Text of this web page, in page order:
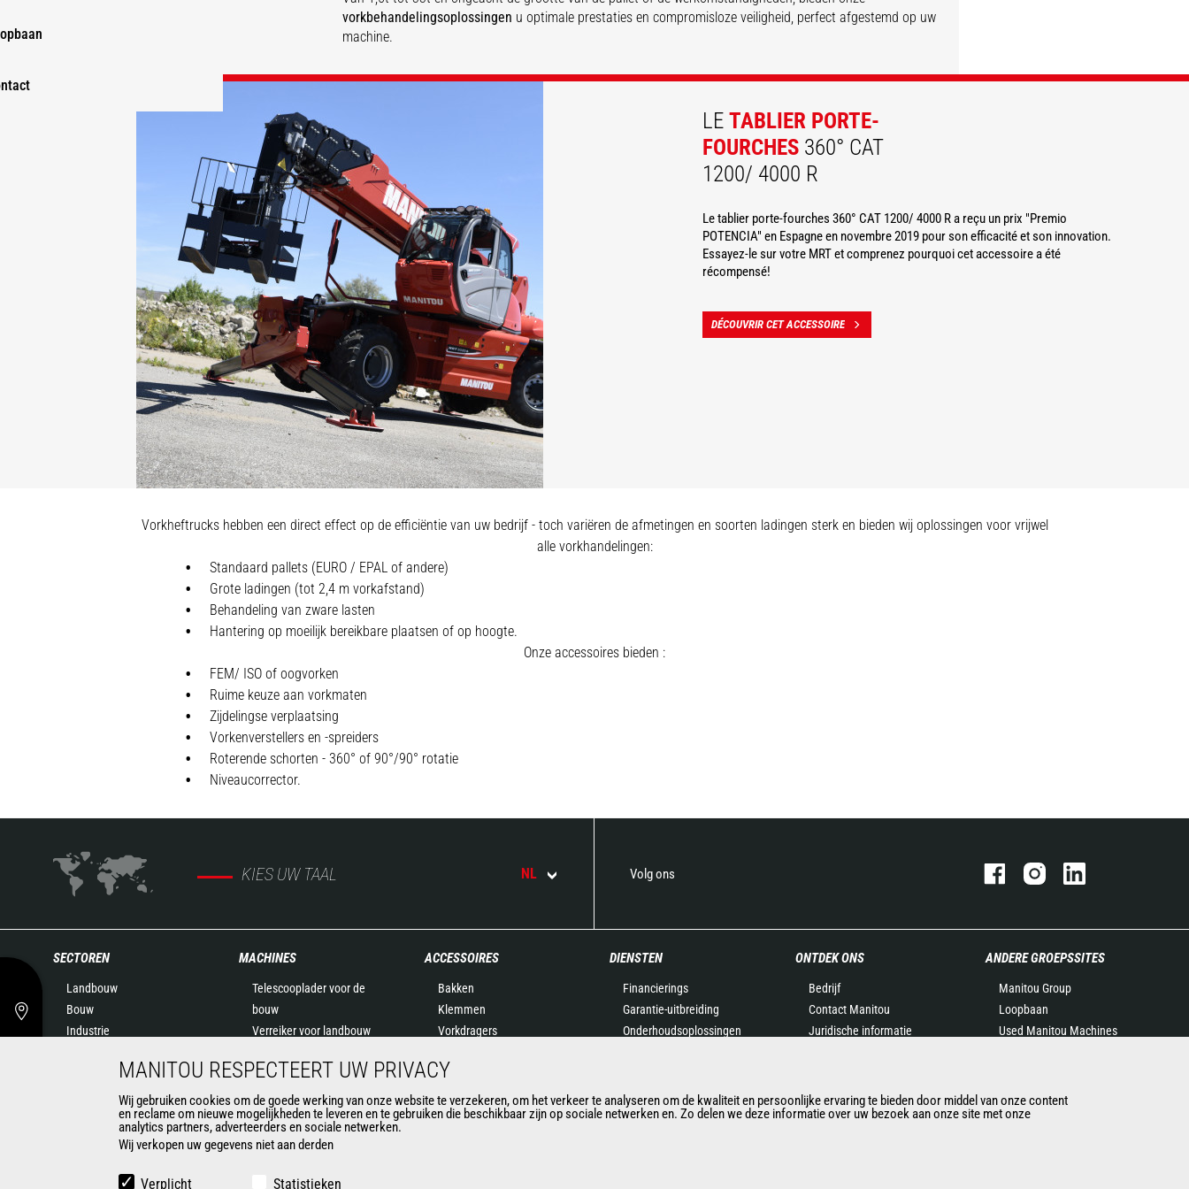
vorkbehandelingsoplossingen u optimale prestaties en compromisloze veiligheid, perfect afgestemd op uw
machine.
LE TABLIER PORTE-
FOURCHES360° CAT
1200/ 4000 R
Le tablier porte-fourches 360° CAT 1200/ 4000 R a reçu un prix "Premio
POTENCIA" en Espagne en novembre 2019 pour son efficacité et son innovation.
Essayez-le sur votre MRT et comprenez pourquoi cet accessoire a été
récompensé!
DÉCOUVRIR CET ACCESSOIRE
Vorkheftrucks hebben een direct effect op de efficiëntie van uw bedrijf - toch variëren de afmetingen en soorten ladingen sterk en bieden wij oplossingen voor vrijwel
alle vorkhandelingen:
Standaard pallets (EURO / EPAL of andere)
Grote ladingen (tot 2,4 m vorkafstand)
Behandeling van zware lasten
Hantering op moeilijk bereikbare plaatsen of op hoogte.
Onze accessoires bieden :
FEM/ ISO of oogvorken
Ruime keuze aan vorkmaten
Zijdelingse verplaatsing
Vorkenverstellers en -spreiders
Roterende schorten - 360° of 90°/90° rotatie
Niveaucorrector.
KIES UW TAAL NL Volg ons
SECTOREN
Landbouw
Bouw
Industrie
MACHINES
Telescooplader voor de
bouw
Verreiker voor landbouw
Knikladers
Hoogwerkers
Opslag in magazijnen
Meeneemheftrucks
Schrankladers
ACCESSOIRES
Bakken
Klemmen
Vorkdragers
Gieken
Platformen
Betonstortbakken
DIENSTEN
Financierings
Garantie-uitbreiding
Onderhoudsoplossingen
Outil de Diagnostic
Formations
ONTDEK ONS
Bedrijf
Contact Manitou
Juridische informatie
Geschiedenis
General Terms and
ANDERE GROEPSSITES
Manitou Group
Loopbaan
Used Manitou Machines
Edge Attachments
MANITOU RESPECTEERT UW PRIVACY
Wij gebruiken cookies om de goede werking van onze website te verzekeren, om het verkeer te analyseren om de kwaliteit en persoonlijke ervaring te bieden door middel van onze content
en reclame om nieuwe mogelijkheden te leveren en te gebruiken die beschikbaar zijn op sociale netwerken en. Zo delen we deze informatie over uw bezoek aan onze site met onze
analytics partners, adverteerders en sociale netwerken.
Wij verkopen uw gegevens niet aan derden
Verplicht Statistieken